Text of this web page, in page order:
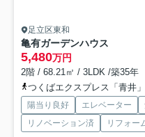
足立区東和
亀有ガーデンハウス
5,480万円
2階 / 68.21㎡ / 3LDK /築35年
つくばエクスプレス「青井
陽当り良好 エレベーター
リノベーション済
リフォー